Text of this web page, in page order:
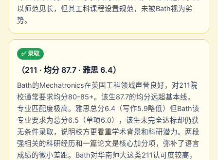
以师范见长，但其工科课程设置规范，未被Bath视为劣
势。
✅ 录取
（211 · 均分 87.7 · 雅思 6.4）
Bath的Mechatronics在英国工科领域声誉良好，对211院
校通常要求均分80-85+。该生87.7的均分远超基本线，
专业匹配度极高。雅思总分6.4（写作5.9略低）但Bath该
专业要求为总分6.5（单项6.0），该生未完全达标却仍获
无条件录取，说明校方更看重学术背景和科研潜力。两段
强相关的科研经历和一篇论文是核心加分项，弥补了语言
成绩的微小差距。Bath对华南师大这类211认可度较高，